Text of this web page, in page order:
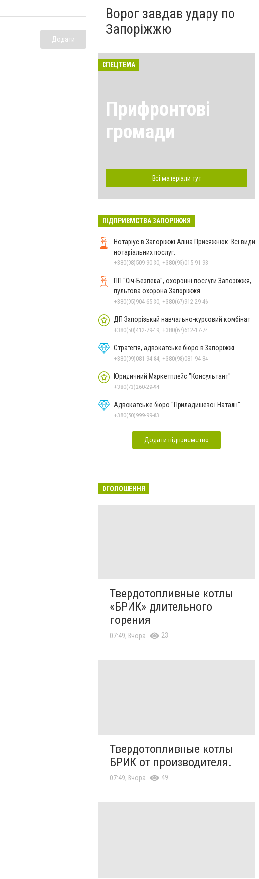
Додати
Ворог завдав удару по
Запоріжжю
СПЕЦТЕМА
Прифронтові
громади
Всі матеріали тут
ПІДПРИЄМСТВА ЗАПОРІЖЖЯ
Нотаріус в Запоріжжі Аліна Присяжнюк. Всі види
нотаріальних послуг.
+380(98)509-90-30, +380(95)015-91-98
ПП "Січ-Безпека", охоронні послуги Запоріжжя,
пультова охорона Запоріжжя
+380(95)904-65-30, +380(67)912-29-46
ДП Запорізький навчально-курсовий комбінат
+380(50)412-79-19, +380(67)612-17-74
Стратегія, адвокатське бюро в Запоріжжі
+380(99)081-94-84, +380(98)081-94-84
Юридичний Маркетплейс "Консультант"
+380(73)260-29-94
Адвокатське бюро "Приладишевої Наталії"
+380(50)999-99-83
Додати підприємство
ОГОЛОШЕННЯ
Твердотопливные котлы
«БРИК» длительного
горения
07:49, Вчора 23
Твердотопливные котлы
БРИК от производителя.
07:49, Вчора 49